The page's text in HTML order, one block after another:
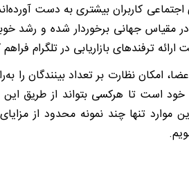
کاربران بیشتری به دست
مقیاس جهانی برخوردار شده و رشد
ارائه ترفندهای بازاریابی در تلگرام
امکان نظارت بر تعداد بینندگان را
است تا هرکسی بتواند از طریق این
تنها چند نمونه محدود از مزایای